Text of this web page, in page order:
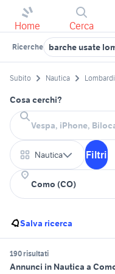
Home Cerca
Ricerche barche usate
Subito Nautica
Cosa cerchi?
Nautica Filtri
Salva ricerca
190 risultati
Annunci in Nautica a